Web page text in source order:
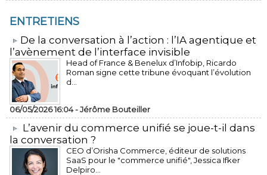
ENTRETIENS
​De la conversation à l’action : l’IA agentique et
l’avènement de l’interface invisible
Head of France & Benelux d’Infobip, Ricardo
Roman signe cette tribune évoquant l’évolution
d...
06/05/2026 16:04 -Jérôme Bouteiller
L’avenir du commerce unifié se joue-t-il dans
la conversation ?
CEO d’Orisha Commerce, éditeur de solutions
SaaS pour le "commerce unifié", Jessica Ifker
Delpiro...